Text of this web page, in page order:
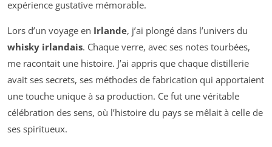
expérience gustative mémorable.
Lors d’un voyage en Irlande, j’ai plongé dans l’univers du
whisky irlandais. Chaque verre, avec ses notes tourbées,
me racontait une histoire. J’ai appris que chaque distillerie
avait ses secrets, ses méthodes de fabrication qui apportaient
une touche unique à sa production. Ce fut une véritable
célébration des sens, où l’histoire du pays se mêlait à celle de
ses spiritueux.